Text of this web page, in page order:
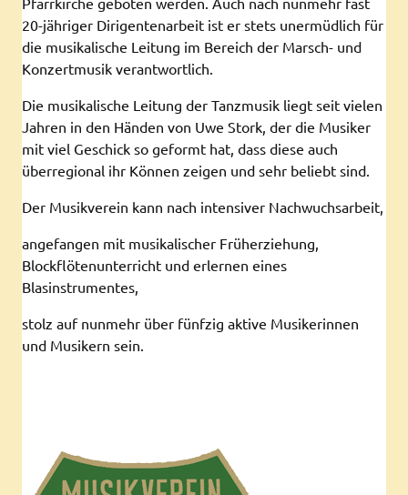
20-jähriger Dirigentenarbeit ist er stets unermüdlich für
die musikalische Leitung im Bereich der Marsch- und
Konzertmusik verantwortlich.
Die musikalische Leitung der Tanzmusik liegt seit vielen
Jahren in den Händen von Uwe Stork, der die Musiker
mit viel Geschick so geformt hat, dass diese auch
überregional ihr Können zeigen und sehr beliebt sind.
Der Musikverein kann nach intensiver Nachwuchsarbeit,
angefangen mit musikalischer Früherziehung,
Blockflötenunterricht und erlernen eines
Blasinstrumentes,
stolz auf nunmehr über fünfzig aktive Musikerinnen
und Musikern sein.